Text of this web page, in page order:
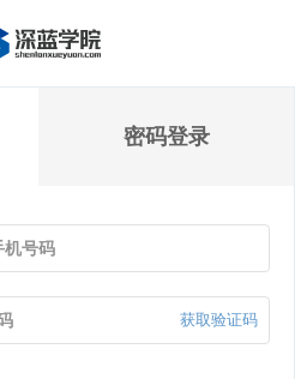
密码登录
获取验证码